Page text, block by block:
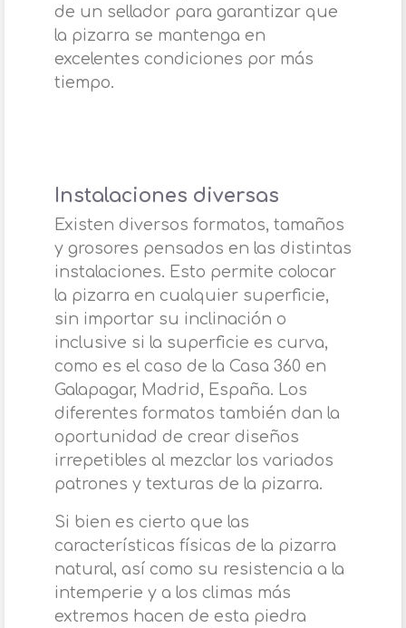
de un sellador para garantizar que
la pizarra se mantenga en
excelentes condiciones por más
tiempo.
Instalaciones diversas
Existen diversos formatos, tamaños
y grosores pensados en las distintas
instalaciones. Esto permite colocar
la pizarra en cualquier superficie,
sin importar su inclinación o
inclusive si la superficie es curva,
como es el caso de la Casa 360 en
Galapagar, Madrid, España. Los
diferentes formatos también dan la
oportunidad de crear diseños
irrepetibles al mezclar los variados
patrones y texturas de la pizarra.
Si bien es cierto que las
características físicas de la pizarra
natural, así como su resistencia a la
intemperie y a los climas más
extremos hacen de esta piedra